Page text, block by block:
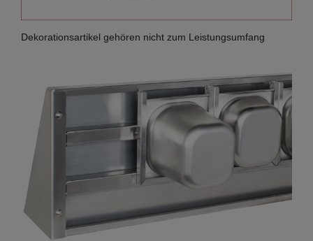
Dekorationsartikel gehören nicht zum Leistungsumfang